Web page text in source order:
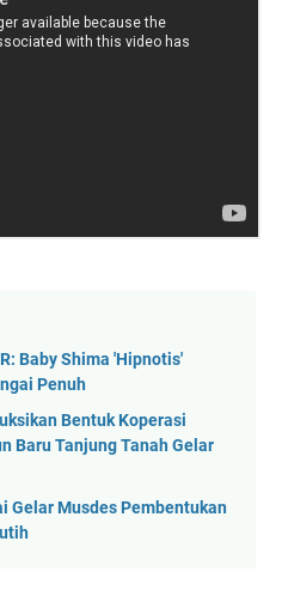
Baby Shima 'Hipnotis'
Penuh
Bentuk Koperasi
Baru Tanjung Tanah Gelar
Gelar Musdes Pembentukan